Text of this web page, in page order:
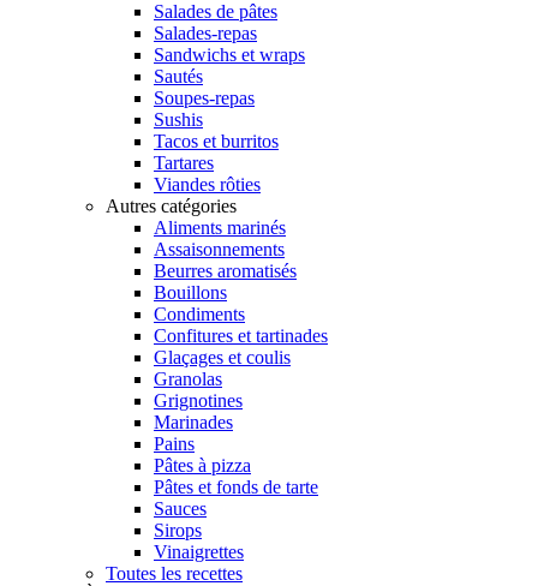
Salades de pâtes
Salades-repas
Sandwichs et wraps
Sautés
Soupes-repas
Sushis
Tacos et burritos
Tartares
Viandes rôties
Autres catégories
Aliments marinés
Assaisonnements
Beurres aromatisés
Bouillons
Condiments
Confitures et tartinades
Glaçages et coulis
Granolas
Grignotines
Marinades
Pains
Pâtes à pizza
Pâtes et fonds de tarte
Sauces
Sirops
Vinaigrettes
Toutes les recettes